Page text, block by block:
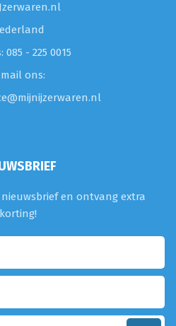
085 - 225 0015
mail ons:
en ontvang extra
korting!